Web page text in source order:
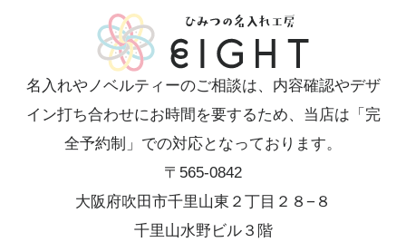
名入れやノベルティーのご相談は、内容確認やデザ
イン打ち合わせにお時間を要するため、当店は「完
全予約制」での対応となっております。
〒565-0842
大阪府吹田市千里山東２丁目２８−８
千里山水野ビル３階